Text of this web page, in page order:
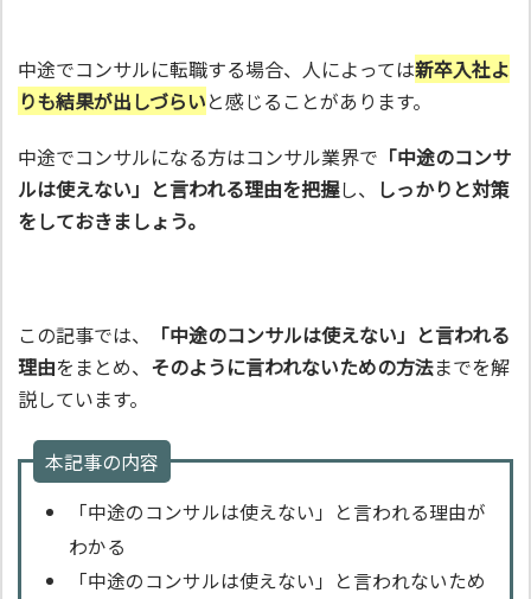
中途でコンサルに転職する場合、人によっては新卒入社よ
りも結果が出しづらいと感じることがあります。
中途でコンサルになる方はコンサル業界で 「中途のコンサ
ルは使えない」と言われる理由を把握し、 しっかりと対策
をしておきましょう。
この記事では、
「中途のコンサルは使えない」と言われる
理由をまとめ、 そのように言われないための方法までを解
説しています。
本記事の内容
「中途のコンサルは使えない」と言われる理由が
わかる
「中途のコンサルは使えない」と言われないため